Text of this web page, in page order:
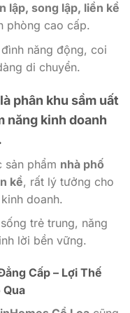
lập, song lập, liền kề
phòng cao cấp.
năng động, coi
di chuyển.
phân khu sầm uất
năng kinh doanh
sản phẩm nhà phố
kề, rất lý tưởng cho
doanh.
trẻ trung, năng
lời bền vững.
Cấp – Lợi Thế